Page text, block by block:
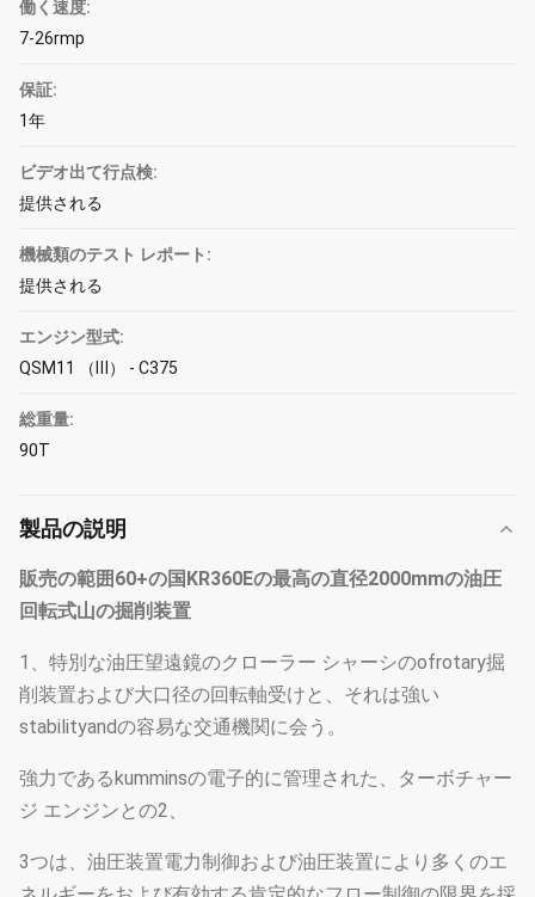
働く速度:
7-26rmp
保証:
1年
ビデオ出て行点検:
提供される
機械類のテスト レポート:
提供される
エンジン型式:
QSM11 （Ⅲ） - C375
総重量:
90T
製品の説明
販売の範囲60+の国KR360Eの最高の直径2000mmの油圧
回転式山の掘削装置
1、特別な油圧望遠鏡のクローラー シャーシのofrotary掘
削装置および大口径の回転軸受けと、それは強い
stabilityandの容易な交通機関に会う。
強力であるkumminsの電子的に管理された、ターボチャー
ジ エンジンとの2、
3つは、油圧装置電力制御および油圧装置により多くのエ